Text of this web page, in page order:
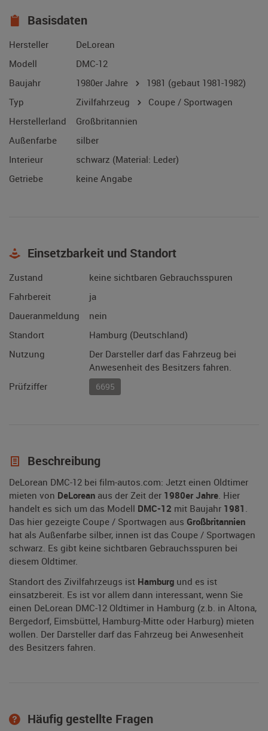
Basisdaten
Hersteller
DeLorean
Modell
DMC-12
Baujahr
1980er Jahre 1981 (gebaut 1981-1982)
Typ
Zivilfahrzeug
Coupe / Sportwagen
Herstellerland
Großbritannien
Außenfarbe
silber
Interieur
schwarz (Material: Leder)
Getriebe
keine Angabe
Einsetzbarkeit und Standort
Zustand
keine sichtbaren Gebrauchsspuren
Fahrbereit
ja
Daueranmeldung
nein
Standort
Hamburg (Deutschland)
Nutzung
Der Darsteller darf das Fahrzeug bei
Anwesenheit des Besitzers fahren.
Prüfziffer
6695
Beschreibung
DeLorean DMC-12 bei film-autos.com: Jetzt einen Oldtimer
mieten von DeLorean aus der Zeit der 1980er Jahre. Hier
handelt es sich um das Modell DMC-12 mit Baujahr 1981 .
Das hier gezeigte Coupe / Sportwagen aus Großbritannien
hat als Außenfarbe silber, innen ist das Coupe / Sportwagen
schwarz. Es gibt keine sichtbaren Gebrauchsspuren bei
diesem Oldtimer.
Standort des Zivilfahrzeugs ist Hamburg und es ist
einsatzbereit. Es ist vor allem dann interessant, wenn Sie
einen DeLorean DMC-12 Oldtimer in Hamburg (z.b. in Altona,
Bergedorf, Eimsbüttel, Hamburg-Mitte oder Harburg) mieten
wollen. Der Darsteller darf das Fahrzeug bei Anwesenheit
des Besitzers fahren.
Häufig gestellte Fragen